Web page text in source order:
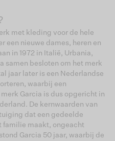
met kleding voor de hele
een nieuwe dames, heren en
in 1972 in Italië, Urbania,
samen besloten om het merk
jaar later is een Nederlandse
waarbij een
Garcia is dus opgericht in
De kernwaarden van
dat een gedeelde
familie maakt, ongeacht
Garcia 50 jaar, waarbij de